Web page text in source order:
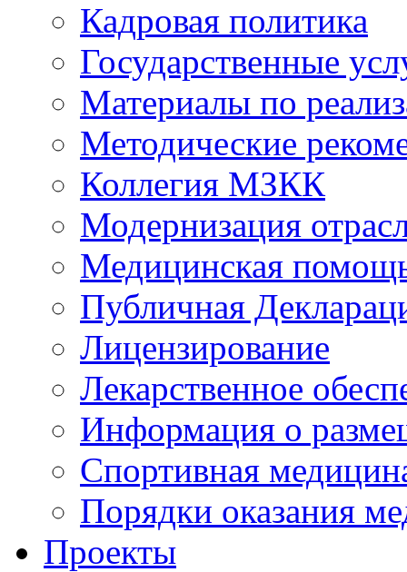
Кадровая политика
Государственные
Материалы по
Методические
Коллегия МЗКК
Модернизация
Медицинская
Публичная
Лицензирование
Лекарственное
Информация о
Спортивная
Порядки оказания
Проекты